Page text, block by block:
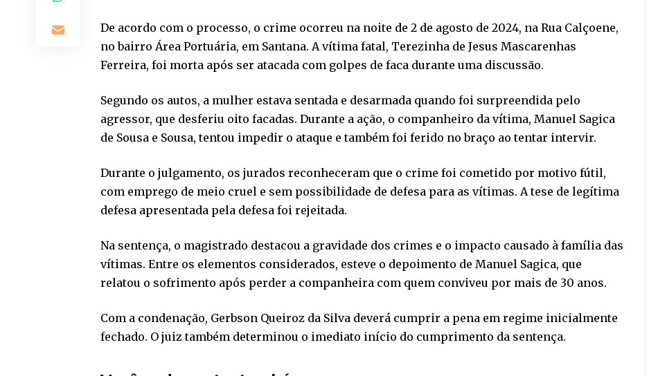
De acordo com o processo, o crime ocorreu na noite de 2 de agosto de 2024, na Rua Calçoene,
no bairro Área Portuária, em Santana. A vítima fatal, Terezinha de Jesus Mascarenhas
Ferreira, foi morta após ser atacada com golpes de faca durante uma discussão.
Segundo os autos, a mulher estava sentada e desarmada quando foi surpreendida pelo
agressor, que desferiu oito facadas. Durante a ação, o companheiro da vítima, Manuel Sagica
de Sousa e Sousa, tentou impedir o ataque e também foi ferido no braço ao tentar intervir.
Durante o julgamento, os jurados reconheceram que o crime foi cometido por motivo fútil,
com emprego de meio cruel e sem possibilidade de defesa para as vítimas. A tese de legítima
defesa apresentada pela defesa foi rejeitada.
Na sentença, o magistrado destacou a gravidade dos crimes e o impacto causado à família das
vítimas. Entre os elementos considerados, esteve o depoimento de Manuel Sagica, que
relatou o sofrimento após perder a companheira com quem conviveu por mais de 30 anos.
Com a condenação, Gerbson Queiroz da Silva deverá cumprir a pena em regime inicialmente
fechado. O juiz também determinou o imediato início do cumprimento da sentença.